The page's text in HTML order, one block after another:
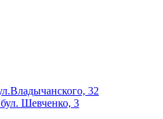
32
Шевченко, 3